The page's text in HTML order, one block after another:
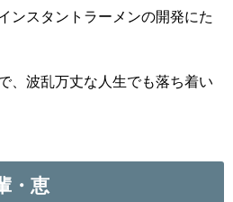
ンスタントラーメンの開発にた
、波乱万丈な人生でも落ち着い
・恵